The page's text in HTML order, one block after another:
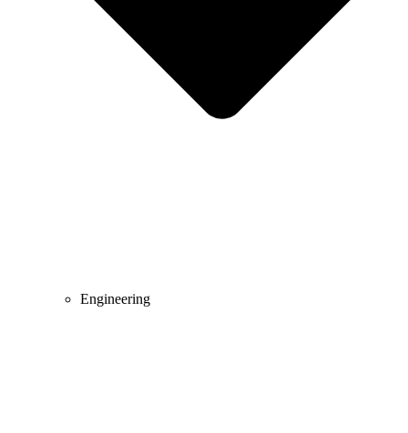
Engineering